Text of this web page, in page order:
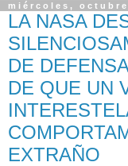
miércoles, octubre
LA NASA
DE
DE QUE UN
EXTRAÑO